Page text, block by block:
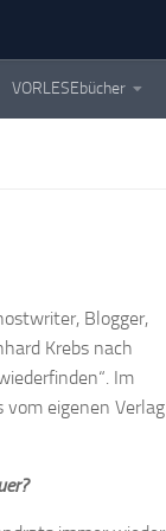
VORLESEbücher
Blogger,
Krebs nach
Im
eigenen Verlag